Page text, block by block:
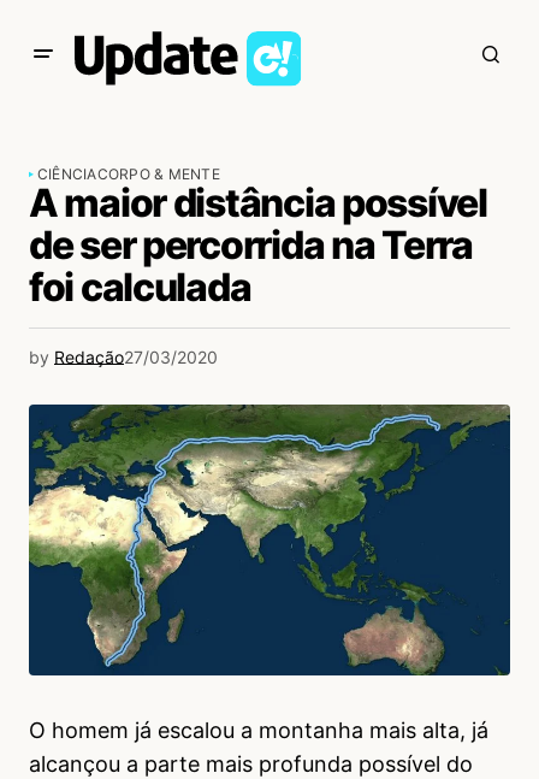
CIÊNCIACORPO & MENTE
A maior distância possível
de ser percorrida na Terra
foi calculada
by Redação27/03/2020
O homem já escalou a montanha mais alta, já
alcançou a parte mais profunda possível do